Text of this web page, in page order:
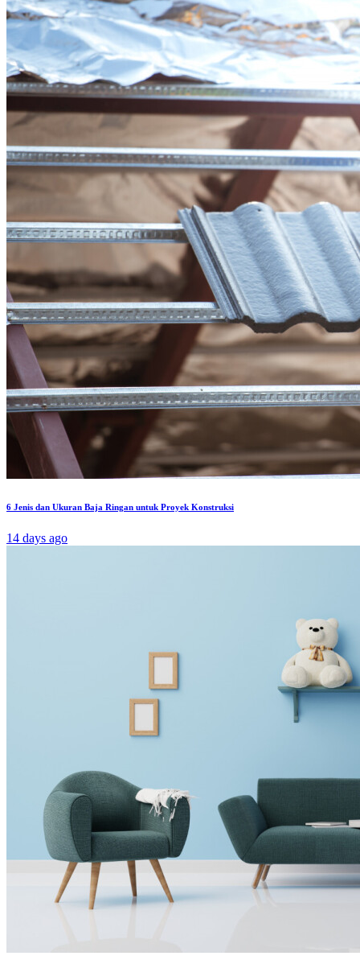
6 Jenis dan Ukuran Baja Ringan untuk Proyek Konstruksi
14 days ago